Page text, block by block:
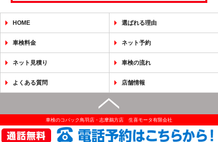
HOME 選ばれる理由
車検料金 ネット予約
ネット見積り 車検の流れ
よくある質問 店舗情報
車検のコバック鳥羽店・志摩鵜方店 生喜モータ有限会社